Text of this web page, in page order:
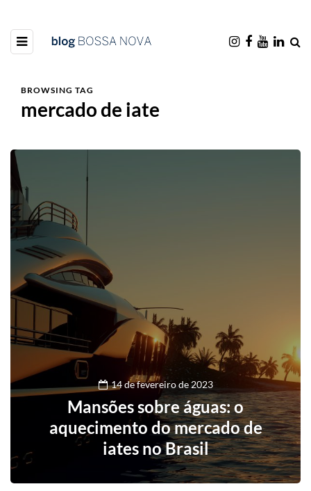
BROWSING TAG
mercado de iate
14 de fevereiro de 2023
Mansões sobre águas: o
aquecimento do mercado de
iates no Brasil